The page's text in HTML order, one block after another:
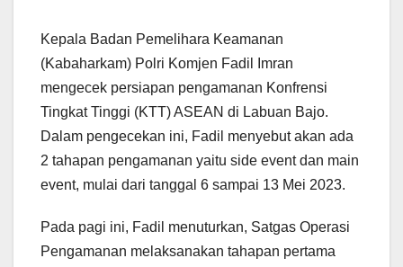
Kepala Badan Pemelihara Keamanan
(Kabaharkam) Polri Komjen Fadil Imran
mengecek persiapan pengamanan Konfrensi
Tingkat Tinggi (KTT) ASEAN di Labuan Bajo.
Dalam pengecekan ini, Fadil menyebut akan ada
2 tahapan pengamanan yaitu side event dan main
event, mulai dari tanggal 6 sampai 13 Mei 2023.
Pada pagi ini, Fadil menuturkan, Satgas Operasi
Pengamanan melaksanakan tahapan pertama